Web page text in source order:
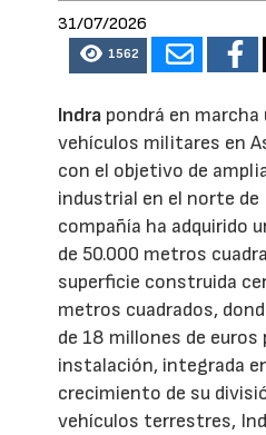
31/07/2026
1562
Indra pondrá en marcha
vehículos militares en
con el objetivo de
industrial en el norte de
compañía ha adquirido
de 50.000 metros
superficie construida
metros cuadrados,
de 18 millones de
instalación, integrada
crecimiento de su
vehículos terrestres,